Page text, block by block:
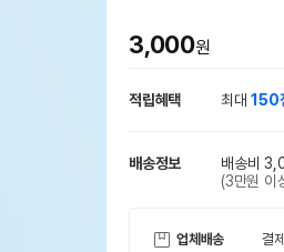
3,000원
적립혜택 최대150
배송정보
배송비
(3만원 이
업체배송 결